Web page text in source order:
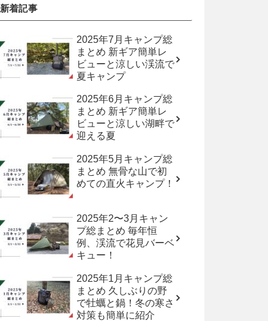
新着記事
2025年7月キャンプ総
まとめ 新ギア簡単レ
ビューと涼しい渓流で
夏キャンプ
2025年6月キャンプ総
まとめ 新ギア簡単レ
ビューと涼しい湖畔で
迎える夏
2025年5月キャンプ総
まとめ 無骨な山で初
めての直火キャンプ！
2025年2〜3月キャン
プ総まとめ 毎年恒
例、渓流で花見バーベ
キュー！
2025年1月キャンプ総
まとめ 久しぶりの野
で牡蠣と鍋！冬の寒さ
対策も簡単に紹介